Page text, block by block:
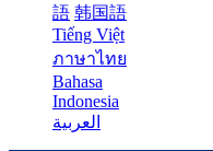
語 韩国語
Tiếng Việt
ภาษาไทย
Bahasa
Indonesia
العربية